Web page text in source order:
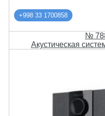
+998 33 1700858
№
Акустическая